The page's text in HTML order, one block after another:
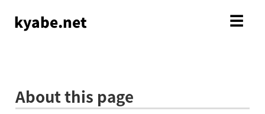
kyabe.net ☰
About this page